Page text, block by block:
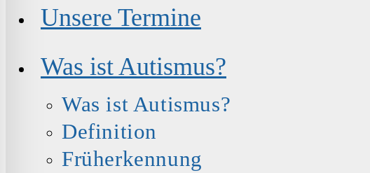
Unsere Termine
Was ist Autismus?
Was ist Autismus?
Definition
Früherkennung